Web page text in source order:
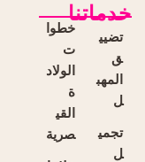
خدماتنا
تضيي
ق
المهب
ل
تجمي
ل
خطوا
ت
الولاد
ة
القي
صرية